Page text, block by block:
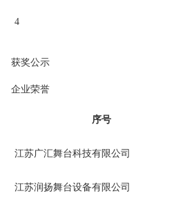
4
获奖公示
企业荣誉
序号
江苏广汇舞台科技有限公司
江苏润扬舞台设备有限公司